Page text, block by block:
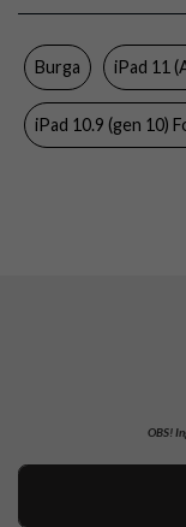
Färg
Varumärke
Burga iPad 11
iPad 10.9 (gen 10)
OBS!